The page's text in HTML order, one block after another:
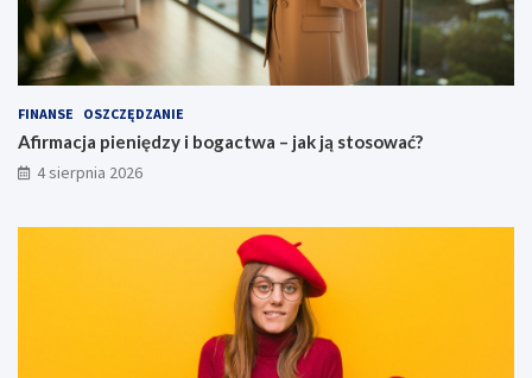
FINANSE OSZCZĘDZANIE
Afirmacja pieniędzy i bogactwa – jak ją stosować?
4 sierpnia 2026